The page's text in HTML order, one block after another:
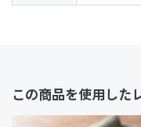
この商品を使用した